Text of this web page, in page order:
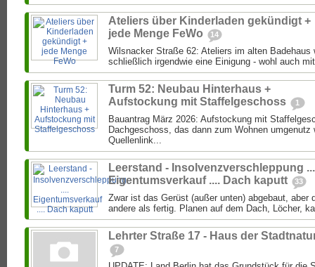
Ateliers über Kinderladen gekündigt +
jede Menge FeWo
14
Wilsnacker Straße 62: Ateliers im alten Badehaus
schließlich irgendwie eine Einigung - wohl auch
Turm 52: Neubau Hinterhaus +
Aufstockung mit Staffelgeschoss
1
Bauantrag März 2026: Aufstockung mit
Dachgeschoss, das dann zum Wohnen umgenutz
Quellenlink...
Leerstand - Insolvenzverschleppung
Eigentumsverkauf .... Dach kaputt
33
Zwar ist das Gerüst (außer unten) abgebaut, aber
andere als fertig. Planen auf dem Dach, Löcher,
Lehrter Straße 17 - Haus der
7